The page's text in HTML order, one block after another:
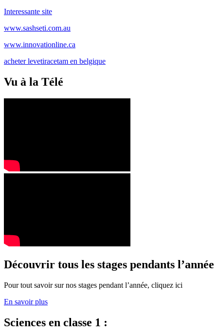
Interessante site
www.sashseti.com.au
www.innovationline.ca
acheter levetiracetam en belgique
Vu à la Télé
Découvrir tous les stages pendants l’année
Pour tout savoir sur nos stages pendant l’année, cliquez ici
En savoir plus
Sciences en classe 1 :